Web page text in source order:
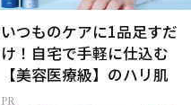
いつものケアに1品足すだ
け！自宅で手軽に仕込む
【美容医療級】のハリ肌